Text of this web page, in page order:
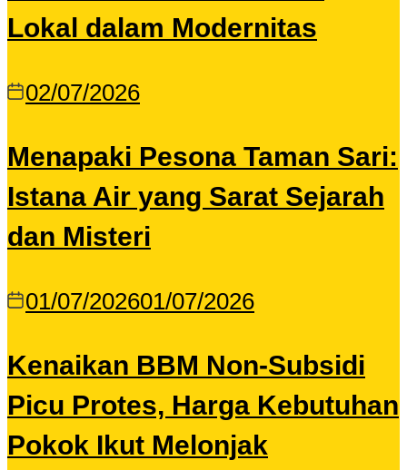
Lokal dalam Modernitas
02/07/2026
Menapaki Pesona Taman Sari:
Istana Air yang Sarat Sejarah
dan Misteri
01/07/202601/07/2026
Kenaikan BBM Non-Subsidi
Picu Protes, Harga Kebutuhan
Pokok Ikut Melonjak